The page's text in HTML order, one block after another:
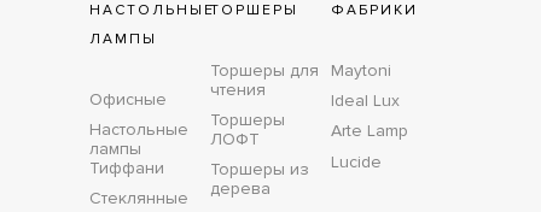
НАСТОЛЬНЫЕ
ЛАМПЫ
Офисные
Настольные
лампы
Тиффани
Стеклянные
ТОРШЕРЫ
Торшеры для
чтения
Торшеры
ЛОФТ
Торшеры из
дерева
ФАБРИКИ
Maytoni
Ideal Lux
Arte Lamp
Lucide